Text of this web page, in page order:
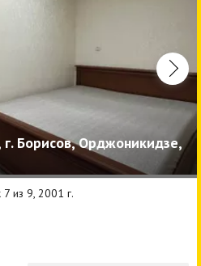
г. Борисов, Орджоникидзе,
7 из 9, 2001 г.